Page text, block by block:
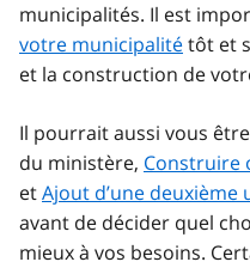
municipalités. Il est
votre municipalitétôt et
et la construction de
Il pourrait aussi vous
du ministère, Construire
etAjout d’une
avant de décider quel
mieux à vos besoins.